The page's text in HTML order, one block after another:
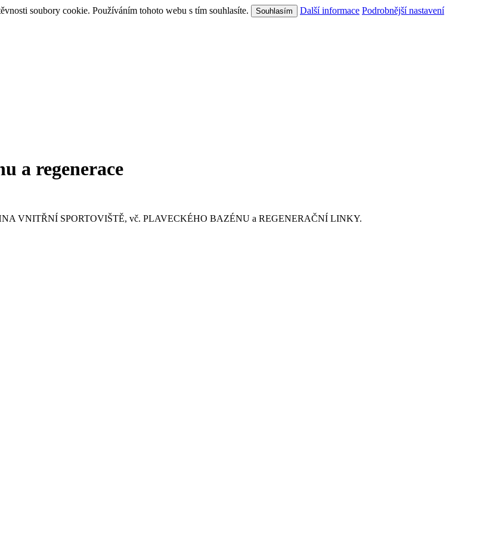
soubory cookie. Používáním tohoto webu s tím souhlasíte. Souhlasím Další informace Podrobnější nastavení
a regenerace
VNITŘNÍ SPORTOVIŠTĚ, vč. PLAVECKÉHO BAZÉNU a REGENERAČNÍ LINKY.